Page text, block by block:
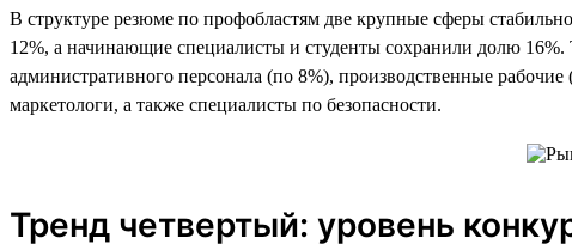
В структуре резюме по профобластям две крупные сферы
12%, а начинающие специалисты и студенты сохранили долю 16%.
административного персонала (по 8%), производственные
маркетологи, а также специалисты по безопасности.
Тренд четвертый: уровень